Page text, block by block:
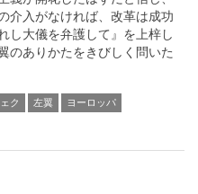
介入がなければ、改革は成功
し大儀を弁護して』を上梓し
のありかたをきびしく問いた
ク 左翼 ヨーロッパ